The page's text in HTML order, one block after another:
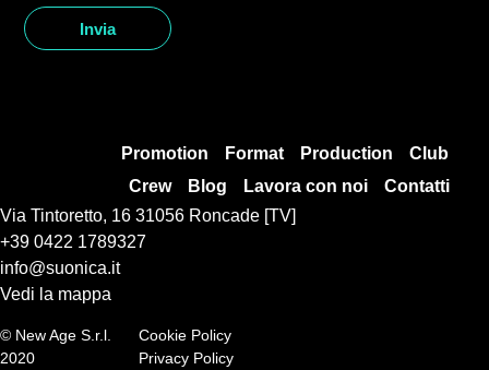
Invia
Promotion Format Production
Club
Crew
Blog Lavora con noi
Contatti
Via Tintoretto, 16 31056 Roncade [TV]
+39 0422 1789327
info@suonica.it
Vedi la mappa
© New Age S.r.l.
2020
Cookie Policy
Privacy Policy